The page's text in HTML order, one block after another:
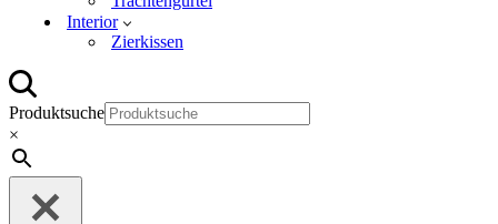
Interior
Zierkissen
Produktsuche
×